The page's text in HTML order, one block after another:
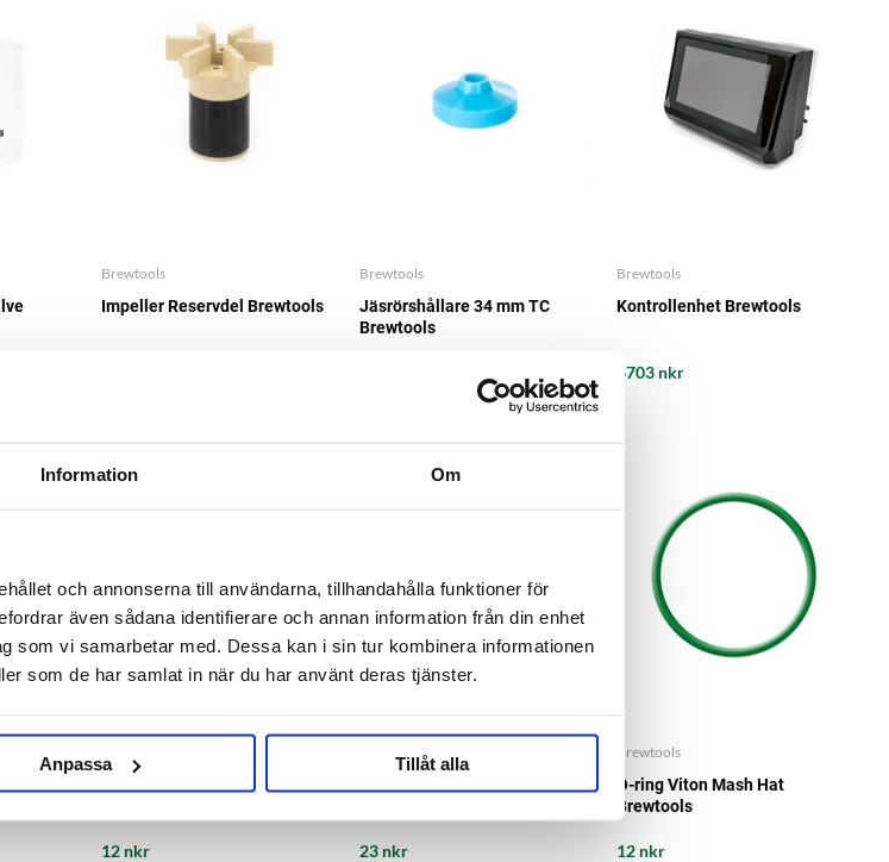
Information Om
och annonserna till användarna, tillhandahålla funktioner för
även sådana identifierare och annan information från din enhet
som vi samarbetar med. Dessa kan i sin tur kombinera informationen
som de har samlat in när du har använt deras tjänster.
Anpassa Tillåt alla
Brewtools
Impeller Reservdel Brewtools
Brewtools
Jäsrörshållare 34 mm TC
Brewtools
Brewtools
Kontrollenhet Brewtools
4703 nkr
O-ring Viton Dip Tube
12 nkr
Brewtools
23 nkr
Brewtools
O-ring Viton Mash Hat
Brewtools
12 nkr